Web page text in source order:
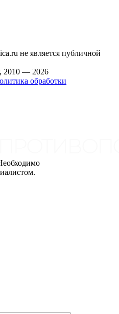
не является публичной
2010 — 2026
обработки